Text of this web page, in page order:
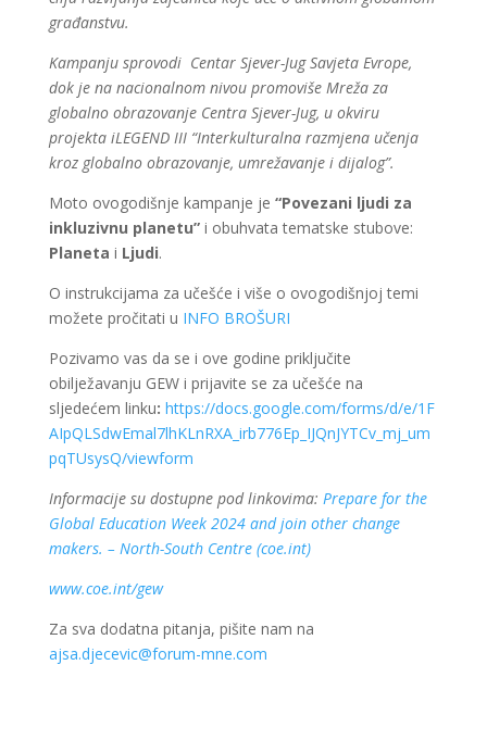
građanstvu.
Kampanju sprovodi Centar Sjever-Jug Savjeta Evrope,
dok je na nacionalnom nivou promoviše Mreža za
globalno obrazovanje Centra Sjever-Jug, u okviru
projekta iLEGEND III “Interkulturalna razmjena učenja
kroz globalno obrazovanje, umrežavanje i dijalog”.
Moto ovogodišnje kampanje je “Povezani ljudi za
inkluzivnu planetu”i obuhvata tematske stubove:
Planeta i Ljudi.
O instrukcijama za učešće i više o ovogodišnjoj temi
možete pročitati u INFO BROŠURI
Pozivamo vas da se i ove godine priključite
obilježavanju GEW i prijavite se za učešće na
sljedećem linku: https://docs.google.com/forms/d/e/1F
AIpQLSdwEmal7lhKLnRXA_irb776Ep_IJQnJYTCv_mj_um
pqTUsysQ/viewform
Informacije su dostupne pod linkovima: Prepare for the
Global Education Week 2024 and join other change
makers. – North-South Centre (coe.int)
www.coe.int/gew
Za sva dodatna pitanja, pišite nam na
ajsa.djecevic@forum-mne.com